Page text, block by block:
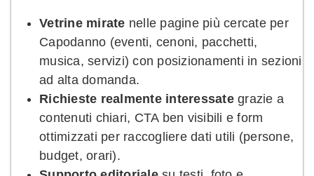
Vetrine mirate nelle pagine più cercate per
Capodanno (eventi, cenoni, pacchetti,
musica, servizi) con posizionamenti in sezioni
ad alta domanda.
Richieste realmente interessategrazie a
contenuti chiari, CTA ben visibili e form
ottimizzati per raccogliere dati utili (persone,
budget, orari).